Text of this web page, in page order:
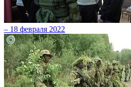
– 18 февраля 2022